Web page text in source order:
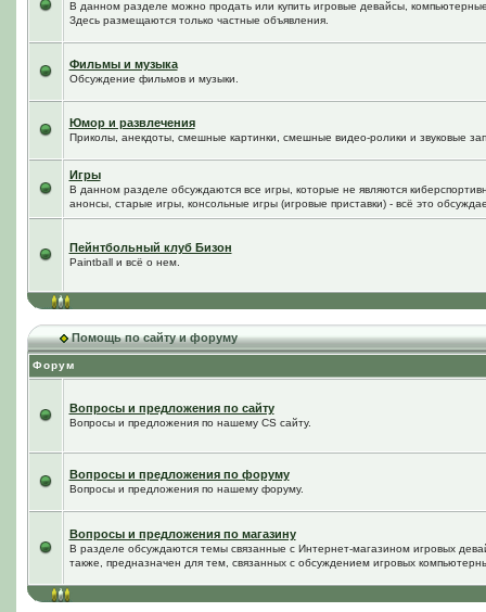
В данном разделе можно продать или купить игровые девайсы,
Здесь размещаются только частные объявления.
Фильмы и музыка
Обсуждение фильмов и музыки.
Юмор и развлечения
Приколы, анекдоты, смешные картинки, смешные видео-ролики и звуковые
Игры
В данном разделе обсуждаются все игры, которые не являются
анонсы, старые игры, консольные игры (игровые приставки) - всё это
Пейнтбольный клуб Бизон
Paintball и всё о нем.
Помощь по сайту и форуму
Форум
Вопросы и предложения по сайту
Вопросы и предложения по нашему CS сайту.
Вопросы и предложения по форуму
Вопросы и предложения по нашему форуму.
Вопросы и предложения по магазину
В разделе обсуждаются темы связанные с Интернет-магазином игровых
также, предназначен для тем, связанных с обсуждением игровых